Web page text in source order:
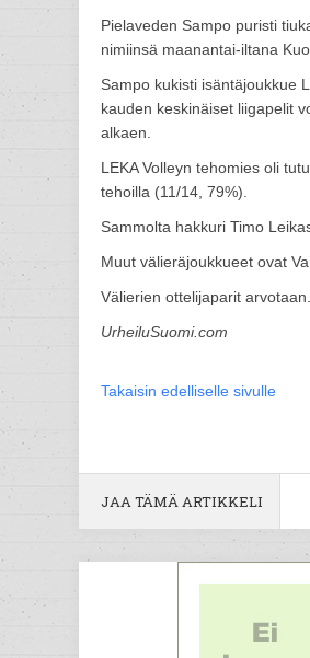
Pielaveden Sampo puristi
nimiinsä maanantai-iltana
Sampo kukisti isäntäjoukkue
kauden keskinäiset liigapelit
alkaen.
LEKA Volleyn tehomies oli
tehoilla (11/14, 79%).
Sammolta hakkuri Timo
Muut välieräjoukkueet ovat
Välierien ottelijaparit
UrheiluSuomi.com
Takaisin edelliselle sivulle
JAA TÄMÄ ARTIKKELI